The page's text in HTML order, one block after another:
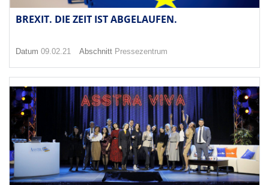
BREXIT. DIE ZEIT IST ABGELAUFEN.
Datum 09.02.21 Abschnitt Pressezentrum